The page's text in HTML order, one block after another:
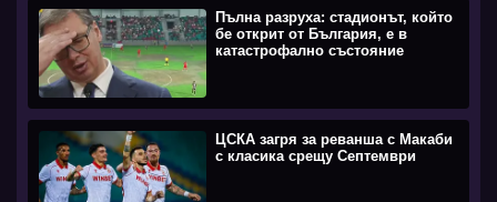
Пълна разруха: стадионът, който
бе открит от България, е в
катастрофално състояние
ЦСКА загря за реванша с Макаби
с класика срещу Септември